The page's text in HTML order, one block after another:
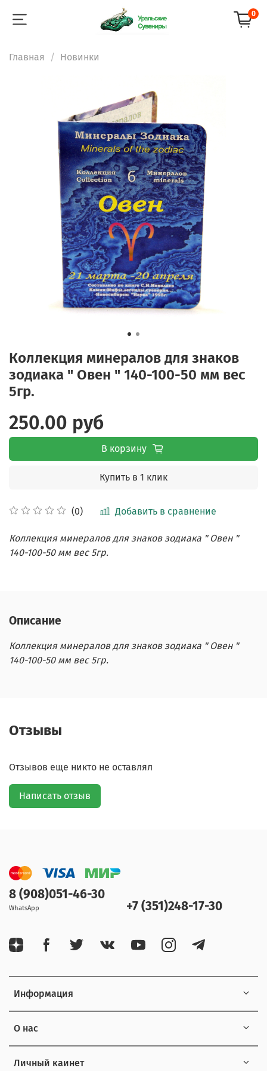
0
Главная Новинки
Коллекция минералов для знаков
зодиака " Овен " 140-100-50 мм вес
5гр.
(0) Добавить в сравнение
250.00 руб
В корзину
Купить в 1 клик
Коллекция минералов для знаков зодиака " Овен "
140-100-50 мм вес 5гр.
Описание
Коллекция минералов для знаков зодиака " Овен "
140-100-50 мм вес 5гр.
Отзывы
Отзывов еще никто не оставлял
Написать отзыв
Информация
О нас
Личный каинет
8 (908)051-46-30
WhatsApp +7 (351)248-17-30